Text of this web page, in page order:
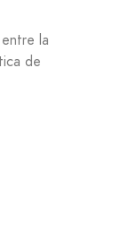
la
de